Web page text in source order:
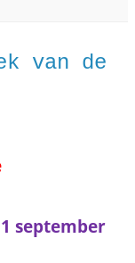
van de
september